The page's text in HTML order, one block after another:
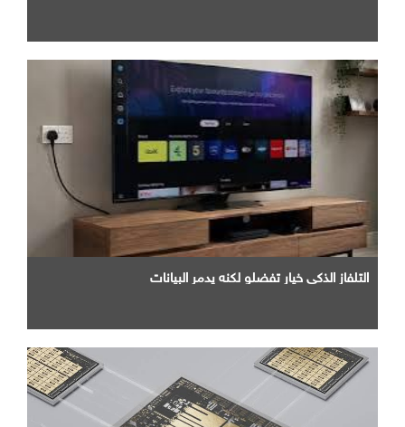
التلفاز الذكي خيار تفضلو لكنه يدمر البيانات